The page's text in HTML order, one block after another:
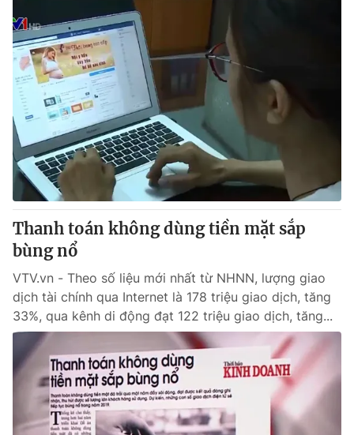
Thanh toán không dùng tiền mặt sắp
bùng nổ
VTV.vn - Theo số liệu mới nhất từ NHNN, lượng giao
dịch tài chính qua Internet là 178 triệu giao dịch, tăng
33%, qua kênh di động đạt 122 triệu giao dịch, tăng...